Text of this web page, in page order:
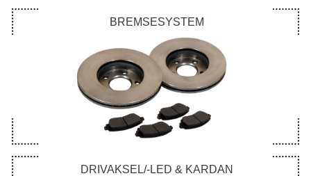
BREMSESYSTEM
DRIVAKSEL/-LED & KARDAN